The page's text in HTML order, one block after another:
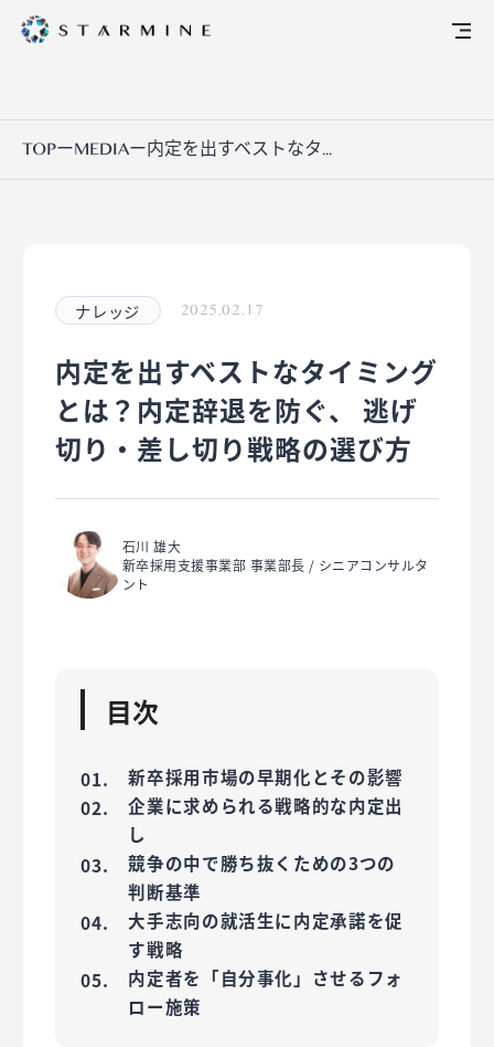
TOPーMEDIAー内定を出すベストなタ...
ナレッジ 2025.02.17
内定を出すベストなタイミング
とは？内定辞退を防ぐ、 逃げ
切り・差し切り戦略の選び方
石川 雄大
新卒採用支援事業部 事業部長 / シニアコンサルタ
ント
目次
新卒採用市場の早期化とその影響
企業に求められる戦略的な内定出
し
競争の中で勝ち抜くための3つの
判断基準
大手志向の就活生に内定承諾を促
す戦略
内定者を「自分事化」させるフォ
ロー施策